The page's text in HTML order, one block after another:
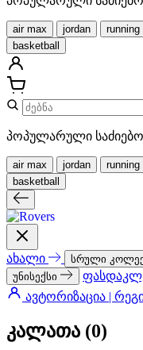
air max jordan running
basketball
პოპულარული საძიებო
air max jordan running
basketball
ახალი სრული
უნისექსი
ავტორიზაცია |
კალათა (0)